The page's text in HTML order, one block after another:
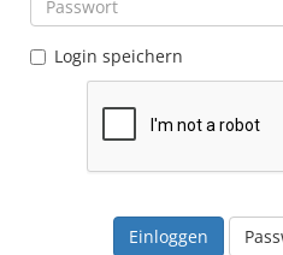
Login speichern